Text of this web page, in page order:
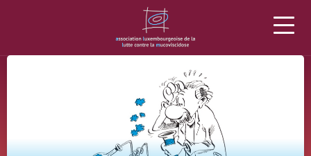
DIE ALLM
MUKOVISZIDOSE
PROJEKTE
SPENDEN
NEWS
AGENDA
MATERIAL
MEHR